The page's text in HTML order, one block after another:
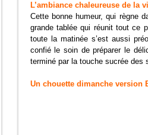
L’ambiance chaleureuse de la
Cette bonne humeur, qui règne
grande tablée qui réunit tout ce
toute la matinée s’est aussi
confié le soin de préparer le
terminé par la touche sucrée
Un chouette dimanche version